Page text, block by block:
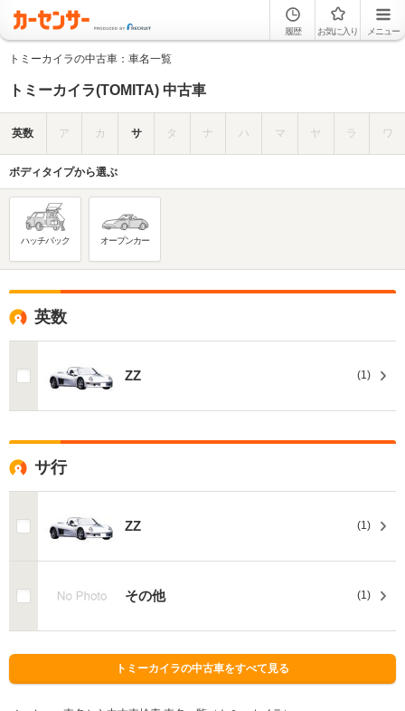
履歴 お気に入り メニュー
トミーカイラの中古車：車名一覧
トミーカイラ(TOMITA) 中古車
英数 ア カ サ タ ナ ハ マ ヤ ラ ワ
ボディタイプから選ぶ
ハッチバック オープンカー
英数
ZZ (1)
サ行
ZZ (1)
その他 (1)
トミーカイラの中古車をすべて見る